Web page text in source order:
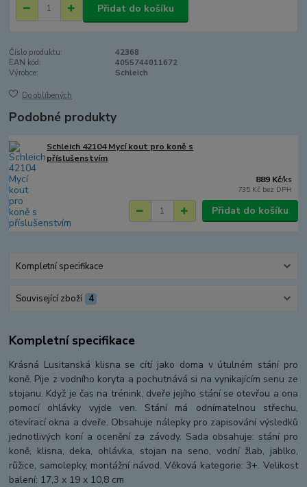
Přidat do košíku
Číslo produktu:
42368
EAN kód:
4055744011672
Výrobce:
Schleich
Do oblíbených
Podobné produkty
Schleich 42104 Mycí kout pro koně s
příslušenstvím
889 Kč/ks
735 Kč bez DPH
Přidat do košíku
Kompletní specifikace
Související zboží 4
Kompletní specifikace
Krásná Lusitanská klisna se cítí jako doma v útulném stání pro
koně. Pije z vodního koryta a pochutnává si na vynikajícím senu ze
stojanu. Když je čas na trénink, dveře jejího stání se otevřou a ona
pomocí ohlávky vyjde ven. Stání má odnímatelnou střechu,
otevírací okna a dveře. Obsahuje nálepky pro zapisování výsledků
jednotlivých koní a ocenění za závody. Sada obsahuje: stání pro
koně, klisna, deka, ohlávka, stojan na seno, vodní žlab, jablko,
růžice, samolepky, montážní návod. Věková kategorie: 3+. Velikost
balení: 17,3 x 19 x 10,8 cm